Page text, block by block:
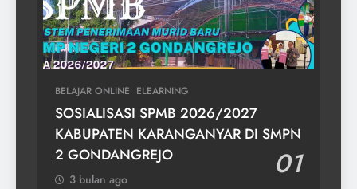
BELAJAR ONLINE ELEARNING
SOSIALISASI SPMB 2026/2027
KABUPATEN KARANGANYAR DI SMPN
2 GONDANGREJO
01
3 bulan ago